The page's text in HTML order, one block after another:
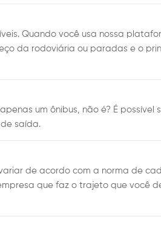
Quando você usa nossa
da rodoviária ou paradas e o
um ônibus, não é? É possível
saída.
de acordo com a norma de
que faz o trajeto que você